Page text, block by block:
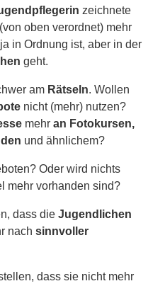
zeichnete
oben verordnet) mehr
in Ordnung ist, aber in der
geht.
am Rätseln. Wollen
nicht (mehr) nutzen?
mehr an Fotokursen,
und ähnlichem?
Oder wird nichts
mehr vorhanden sind?
dass die Jugendlichen
nach sinnvoller
dass sie nicht mehr